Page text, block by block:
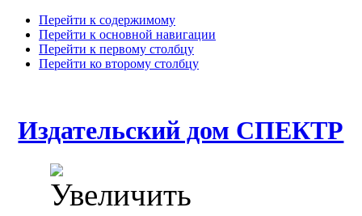
Перейти к содержимому
Перейти к основной навигации
Перейти к первому столбцу
Перейти ко второму столбцу
Издательский дом СПЕКТР